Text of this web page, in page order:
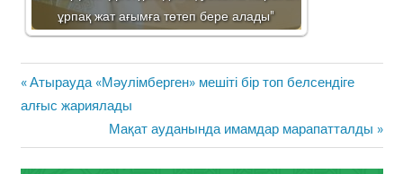
ұрпақ жат ағымға төтеп бере алады"
Жазба
навигациясы
Previous
Post:
Атырауда «Мәулімберген» мешіті бір топ белсендіге
алғыс жариялады
Next
Post:
Мақат ауданында имамдар марапатталды